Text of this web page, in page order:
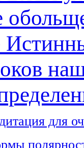
для